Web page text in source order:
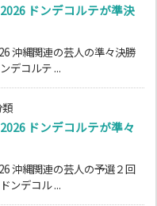
ドンデコルテが準決
沖縄関連の芸人の準々決勝
デコルテ ...
ドンデコルテが準々
沖縄関連の芸人の予選２回
ンデコル ...